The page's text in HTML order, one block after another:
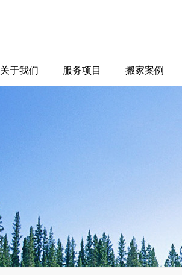
关于我们 服务项目 搬家案例